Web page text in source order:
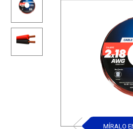
MÍRALO